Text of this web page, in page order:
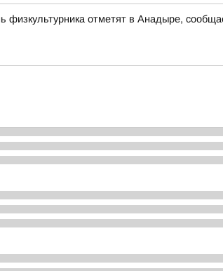
отметят в Анадыре,